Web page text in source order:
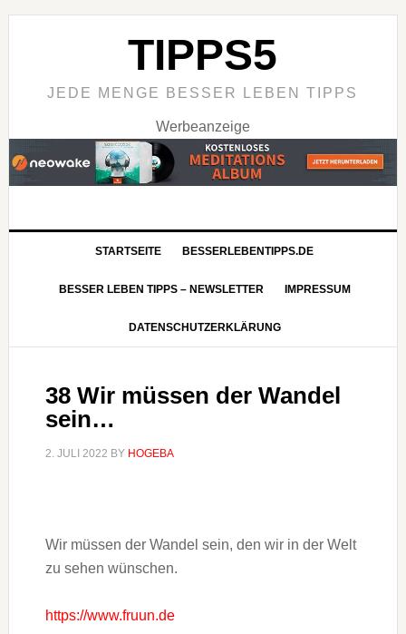
TIPPS5
JEDE MENGE BESSER LEBEN TIPPS
Werbeanzeige
STARTSEITE BESSERLEBENTIPPS.DE
BESSER LEBEN TIPPS – NEWSLETTER IMPRESSUM
DATENSCHUTZERKLÄRUNG
38 Wir müssen der Wandel
sein…
2. JULI 2022 BY HOGEBA
Wir müssen der Wandel sein, den wir in der Welt
zu sehen wünschen.
https://www.fruun.de